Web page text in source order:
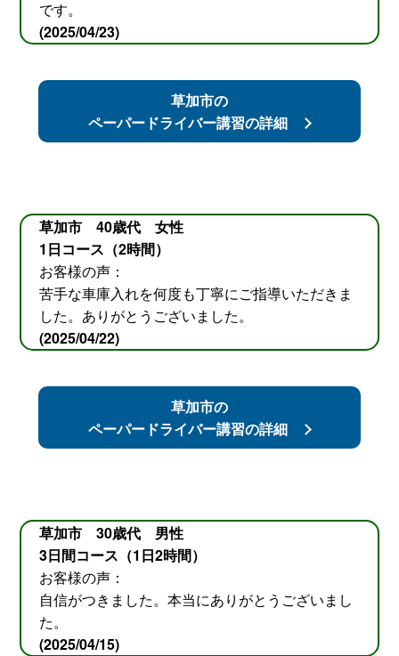
です。
(2025/04/23)
草加市の
ペーパードライバー講習の詳細
草加市 40歳代 女性
1日コース（2時間）
お客様の声：
苦手な車庫入れを何度も丁寧にご指導いただきま
した。ありがとうございました。
(2025/04/22)
草加市の
ペーパードライバー講習の詳細
草加市 30歳代 男性
3日間コース（1日2時間）
お客様の声：
自信がつきました。本当にありがとうございまし
た。
(2025/04/15)